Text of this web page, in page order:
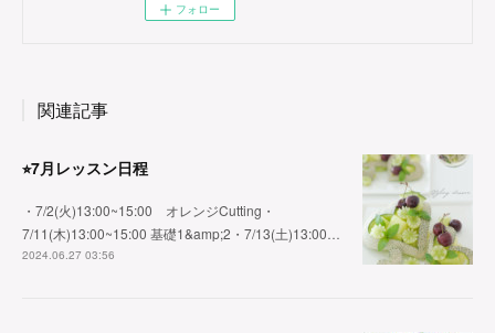
フォロー
関連記事
⭐︎7月レッスン日程
・7/2(火)13:00~15:00 オレンジCutting・
7/11(木)13:00~15:00 基礎1&amp;2・7/13(土)13:00…
2024.06.27 03:56